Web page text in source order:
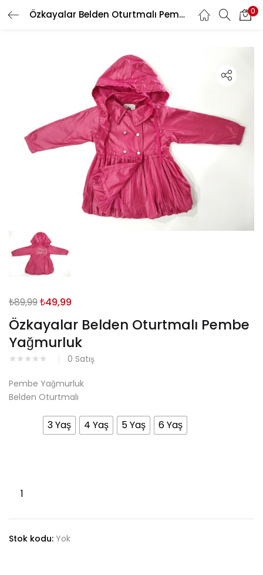
Özkayalar Belden Oturtmalı Pembe Yağmurluk 0
GIRIŞ YAP
Kullanıcı Adınızı ve Şifrenizi Giriniz
Beni Hatırla
Şifrenizi mi Unuttunuz?
Özkayalar Belden Oturtmalı Pembe
Yağmurluk
0 Satış
₺89,99Orijinal
fiyat:
₺89,99.
₺49,99
andaki
fiyat:
₺49,99.
Pembe Yağmurluk
Belden Oturtmalı
3 Yaş 4 Yaş 5 Yaş 6 Yaş
Özkayalar
Oturtmalı
Pembe
Stok kodu: Yok